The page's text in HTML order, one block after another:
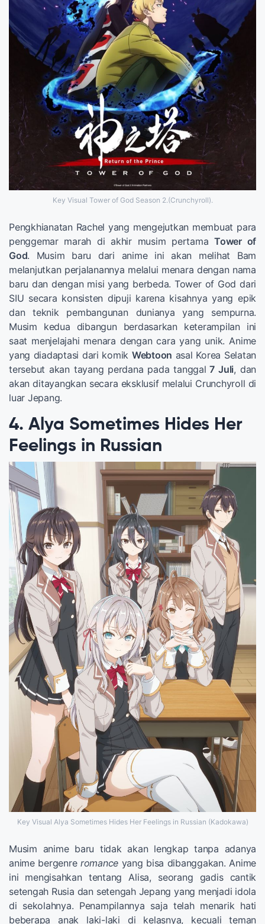
Key Visual Tower of God Season 2.(Crunchyroll).
Pengkhianatan Rachel yang mengejutkan membuat para
penggemar marah di akhir musim pertamaTower of
God. Musim baru dari anime ini akan melihat Bam
melanjutkan perjalanannya melalui menara dengan nama
baru dan dengan misi yang berbeda. Tower of God dari
SIU secara konsisten dipuji karena kisahnya yang epik
dan teknik pembangunan dunianya yang sempurna.
Musim kedua dibangun berdasarkan keterampilan ini
saat menjelajahi menara dengan cara yang unik. Anime
yang diadaptasi dari komik Webtoon asal Korea Selatan
tersebut akan tayang perdana pada tanggal 7 Juli, dan
akan ditayangkan secara eksklusif melalui Crunchyroll di
luar Jepang.
4. Alya Sometimes Hides Her
Feelings in Russian
Key Visual Alya Sometimes Hides Her Feelings in Russian (Kadokawa)
Musim anime baru tidak akan lengkap tanpa adanya
anime bergenre romance yang bisa dibanggakan. Anime
ini mengisahkan tentang Alisa, seorang gadis cantik
setengah Rusia dan setengah Jepang yang menjadi idola
di sekolahnya. Penampilannya saja telah menarik hati
beberapa anak laki-laki di kelasnya, kecuali teman